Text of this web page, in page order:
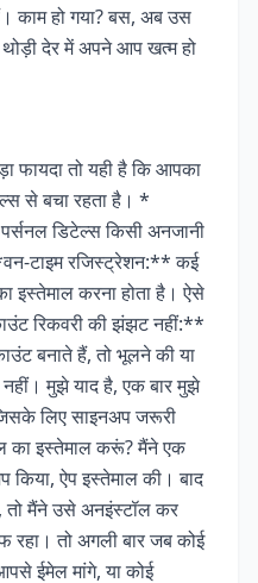
हो गया? बस, अब उस
थोड़ी देर में अपने आप खत्म हो
तो यही है कि आपका
से बचा रहता है। *
डिटेल्स किसी अनजानी
टाइम रजिस्ट्रेशन:** कई
इस्तेमाल करना होता है। ऐसे
रिकवरी की झंझट नहीं:**
बनाते हैं, तो भूलने की या
मुझे याद है, एक बार मुझे
लिए साइनअप जरूरी
का इस्तेमाल करूं? मैंने एक
किया, ऐप इस्तेमाल की। बाद
तो मैंने उसे अनइंस्टॉल कर
रहा। तो अगली बार जब कोई
ईमेल मांगे, या कोई